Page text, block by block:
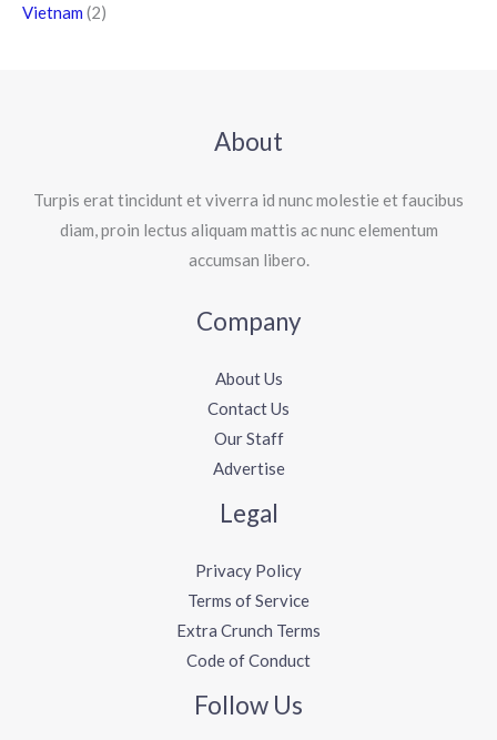
Vietnam (2)
About
Turpis erat tincidunt et viverra id nunc molestie et faucibus
diam, proin lectus aliquam mattis ac nunc elementum
accumsan libero.
Company
About Us
Contact Us
Our Staff
Advertise
Legal
Privacy Policy
Terms of Service
Extra Crunch Terms
Code of Conduct
Follow Us